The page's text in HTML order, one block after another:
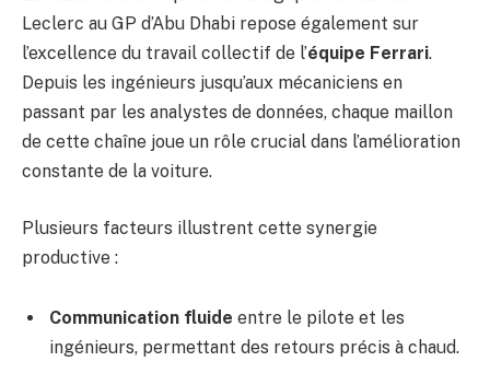
Leclerc au GP d’Abu Dhabi repose également sur
l’excellence du travail collectif de l’équipe Ferrari.
Depuis les ingénieurs jusqu’aux mécaniciens en
passant par les analystes de données, chaque maillon
de cette chaîne joue un rôle crucial dans l’amélioration
constante de la voiture.
Plusieurs facteurs illustrent cette synergie
productive :
Communication fluide entre le pilote et les
ingénieurs, permettant des retours précis à chaud.